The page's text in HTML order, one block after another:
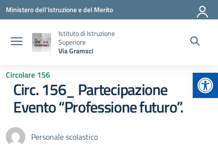
Vai ai contenuti
Vai al menu di navigazione
Vai al footer
Ministero dell'Istruzione e del Merito
Istituto di Istruzione
Superiore
Via Gramsci
Circolare 156
Circ. 156_ Partecipazione
Evento “Professione futuro”.
Personale scolastico